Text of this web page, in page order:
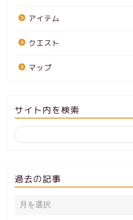
アイテム
クエスト
マップ
サイト内を検索
過去の記事